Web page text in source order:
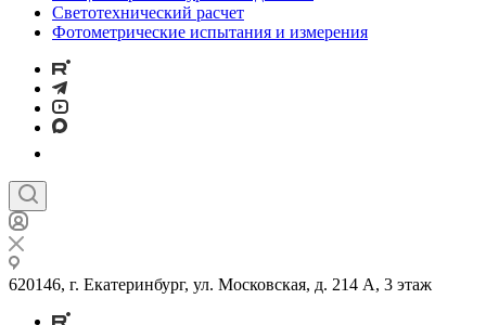
Светотехнический расчет
Фотометрические испытания и измерения
620146, г. Екатеринбург, ул. Московская, д. 214 А, 3 этаж